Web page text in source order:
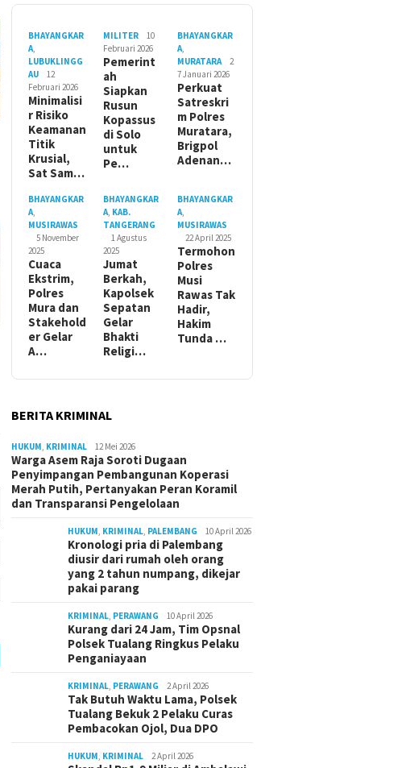
BHAYANGKAR
A,
LUBUKLINGG
AU
12
Februari 2026
Minimalisi
r Risiko
Keamanan
Titik
Krusial,
Sat Sam…
MILITER
10
Februari 2026
Pemerint
ah
Siapkan
Rusun
Kopassus
di Solo
untuk
Pe…
BHAYANGKAR
A,
MURATARA
2
7 Januari 2026
Perkuat
Satreskri
m Polres
Muratara,
Brigpol
Adenan…
BHAYANGKAR
A,
MUSIRAWAS
5 November
2025
Cuaca
Ekstrim,
Polres
Mura dan
Stakehold
er Gelar
A…
BHAYANGKAR
A, KAB.
TANGERANG
1 Agustus
2025
Jumat
Berkah,
Kapolsek
Sepatan
Gelar
Bhakti
Religi…
BHAYANGKAR
A,
MUSIRAWAS
22 April 2025
Termohon
Polres
Musi
Rawas Tak
Hadir,
Hakim
Tunda …
BERITA KRIMINAL
HUKUM, KRIMINAL 12 Mei 2026
Warga Asem Raja Soroti Dugaan
Penyimpangan Pembangunan Koperasi
Merah Putih, Pertanyakan Peran Koramil
dan Transparansi Pengelolaan
HUKUM, KRIMINAL, PALEMBANG 10 April 2026
Kronologi pria di Palembang
diusir dari rumah oleh orang
yang 2 tahun numpang, dikejar
pakai parang
KRIMINAL, PERAWANG 10 April 2026
Kurang dari 24 Jam, Tim Opsnal
Polsek Tualang Ringkus Pelaku
Penganiayaan
KRIMINAL, PERAWANG 2 April 2026
Tak Butuh Waktu Lama, Polsek
Tualang Bekuk 2 Pelaku Curas
Pembacokan Ojol, Dua DPO
HUKUM, KRIMINAL 2 April 2026